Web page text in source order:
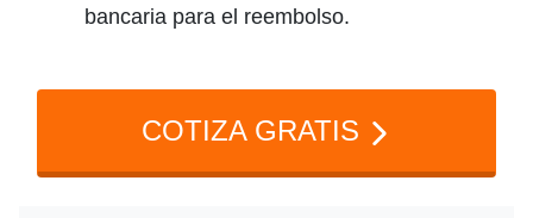
bancaria para el reembolso.
COTIZA GRATIS